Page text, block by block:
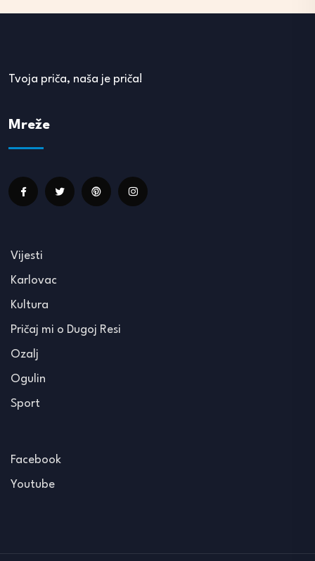
Tvoja priča, naša je priča!
Mreže
Vijesti
Karlovac
Kultura
Pričaj mi o Dugoj Resi
Ozalj
Ogulin
Sport
Facebook
Youtube